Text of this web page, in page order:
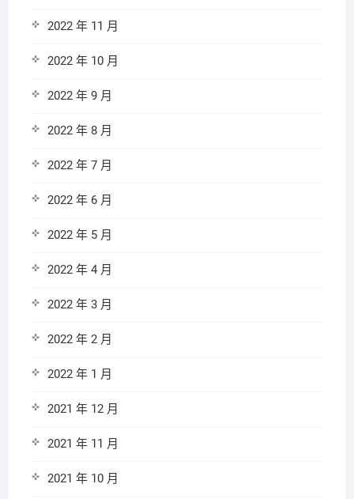
2022 年 11 月
2022 年 10 月
2022 年 9 月
2022 年 8 月
2022 年 7 月
2022 年 6 月
2022 年 5 月
2022 年 4 月
2022 年 3 月
2022 年 2 月
2022 年 1 月
2021 年 12 月
2021 年 11 月
2021 年 10 月